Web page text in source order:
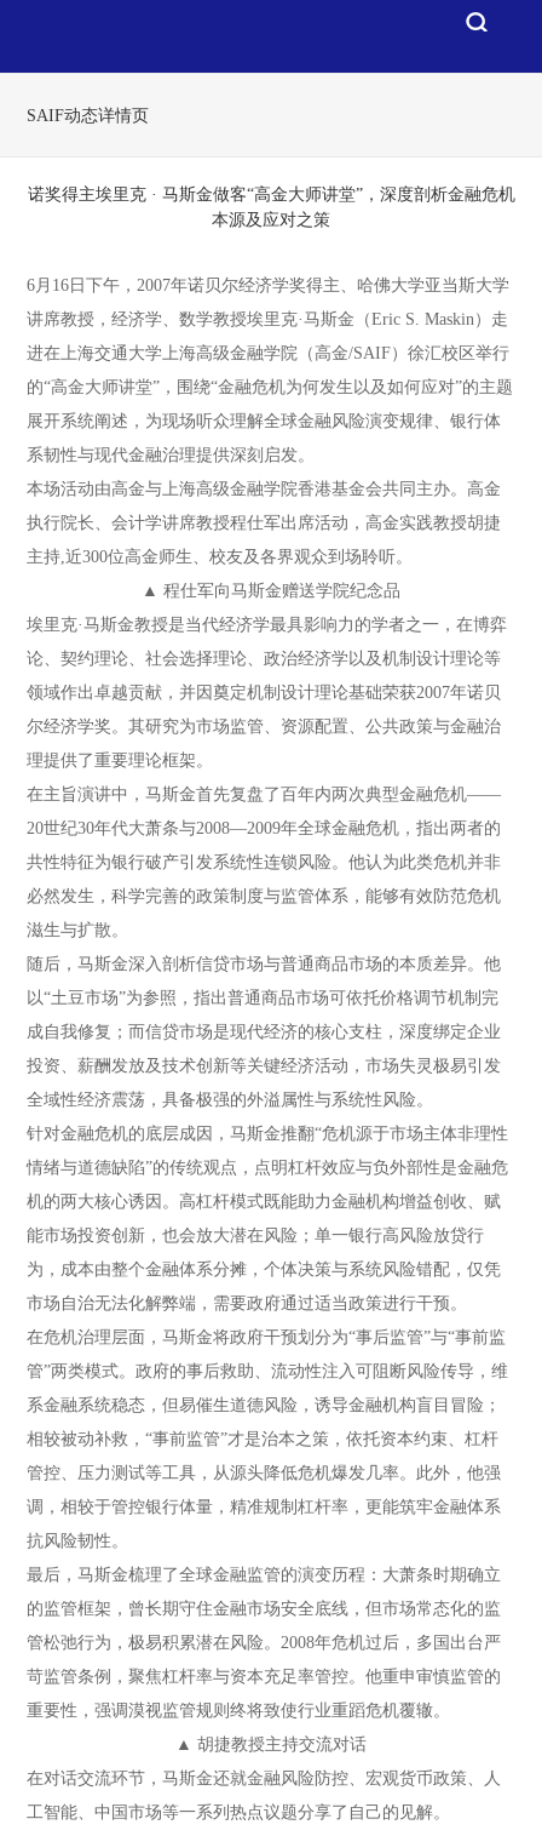
SAIF动态详情页
诺奖得主埃里克 · 马斯金做客“高金大师讲堂”，深度剖析金融危机
本源及应对之策
6月16日下午，2007年诺贝尔经济学奖得主、哈佛大学亚当斯大学
讲席教授，经济学、数学教授埃里克·马斯金（Eric S. Maskin）走
进在上海交通大学上海高级金融学院（高金/SAIF）徐汇校区举行
的“高金大师讲堂”，围绕“金融危机为何发生以及如何应对”的主题
展开系统阐述，为现场听众理解全球金融风险演变规律、银行体
系韧性与现代金融治理提供深刻启发。
本场活动由高金与上海高级金融学院香港基金会共同主办。高金
执行院长、会计学讲席教授程仕军出席活动，高金实践教授胡捷
主持,近300位高金师生、校友及各界观众到场聆听。
▲ 程仕军向马斯金赠送学院纪念品
埃里克·马斯金教授是当代经济学最具影响力的学者之一，在博弈
论、契约理论、社会选择理论、政治经济学以及机制设计理论等
领域作出卓越贡献，并因奠定机制设计理论基础荣获2007年诺贝
尔经济学奖。其研究为市场监管、资源配置、公共政策与金融治
理提供了重要理论框架。
在主旨演讲中，马斯金首先复盘了百年内两次典型金融危机——
20世纪30年代大萧条与2008—2009年全球金融危机，指出两者的
共性特征为银行破产引发系统性连锁风险。他认为此类危机并非
必然发生，科学完善的政策制度与监管体系，能够有效防范危机
滋生与扩散。
随后，马斯金深入剖析信贷市场与普通商品市场的本质差异。他
以“土豆市场”为参照，指出普通商品市场可依托价格调节机制完
成自我修复；而信贷市场是现代经济的核心支柱，深度绑定企业
投资、薪酬发放及技术创新等关键经济活动，市场失灵极易引发
全域性经济震荡，具备极强的外溢属性与系统性风险。
针对金融危机的底层成因，马斯金推翻“危机源于市场主体非理性
情绪与道德缺陷”的传统观点，点明杠杆效应与负外部性是金融危
机的两大核心诱因。高杠杆模式既能助力金融机构增益创收、赋
能市场投资创新，也会放大潜在风险；单一银行高风险放贷行
为，成本由整个金融体系分摊，个体决策与系统风险错配，仅凭
市场自治无法化解弊端，需要政府通过适当政策进行干预。
在危机治理层面，马斯金将政府干预划分为“事后监管”与“事前监
管”两类模式。政府的事后救助、流动性注入可阻断风险传导，维
系金融系统稳态，但易催生道德风险，诱导金融机构盲目冒险；
相较被动补救，“事前监管”才是治本之策，依托资本约束、杠杆
管控、压力测试等工具，从源头降低危机爆发几率。此外，他强
调，相较于管控银行体量，精准规制杠杆率，更能筑牢金融体系
抗风险韧性。
最后，马斯金梳理了全球金融监管的演变历程：大萧条时期确立
的监管框架，曾长期守住金融市场安全底线，但市场常态化的监
管松弛行为，极易积累潜在风险。2008年危机过后，多国出台严
苛监管条例，聚焦杠杆率与资本充足率管控。他重申审慎监管的
重要性，强调漠视监管规则终将致使行业重蹈危机覆辙。
▲ 胡捷教授主持交流对话
在对话交流环节，马斯金还就金融风险防控、宏观货币政策、人
工智能、中国市场等一系列热点议题分享了自己的见解。